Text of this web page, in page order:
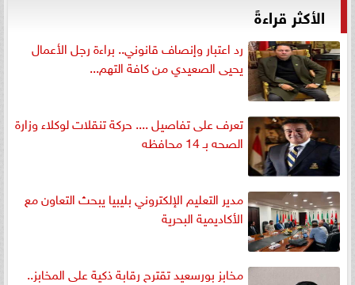
الأكثر قراءةً
رد اعتبار وإنصاف قانوني.. براءة رجل الأعمال
يحيى الصعيدي من كافة التهم...
تعرف على تفاصيل .... حركة تنقلات لوكلاء وزارة
الصحه بـ 14 محافظه
مدير التعليم الإلكتروني بليبيا يبحث التعاون مع
الأكاديمية البحرية
مخابز بورسعيد تقترح رقابة ذكية على المخابز..